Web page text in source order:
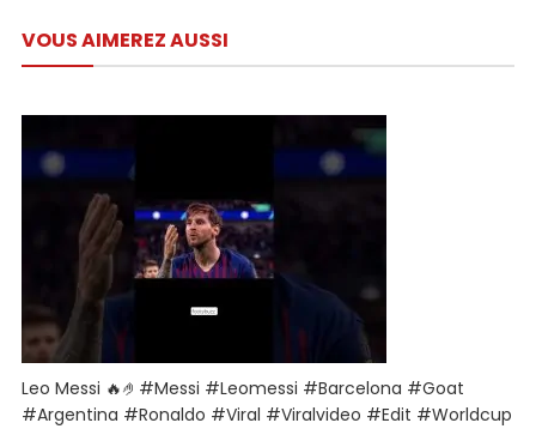
RB
1
Faits
Saillants
l’article
VOUS AIMEREZ AUSSI
Leo Messi 🔥🤌#messi #leomessi #barcelona #goat
#argentina #ronaldo #viral #viralvideo #edit #worldcup